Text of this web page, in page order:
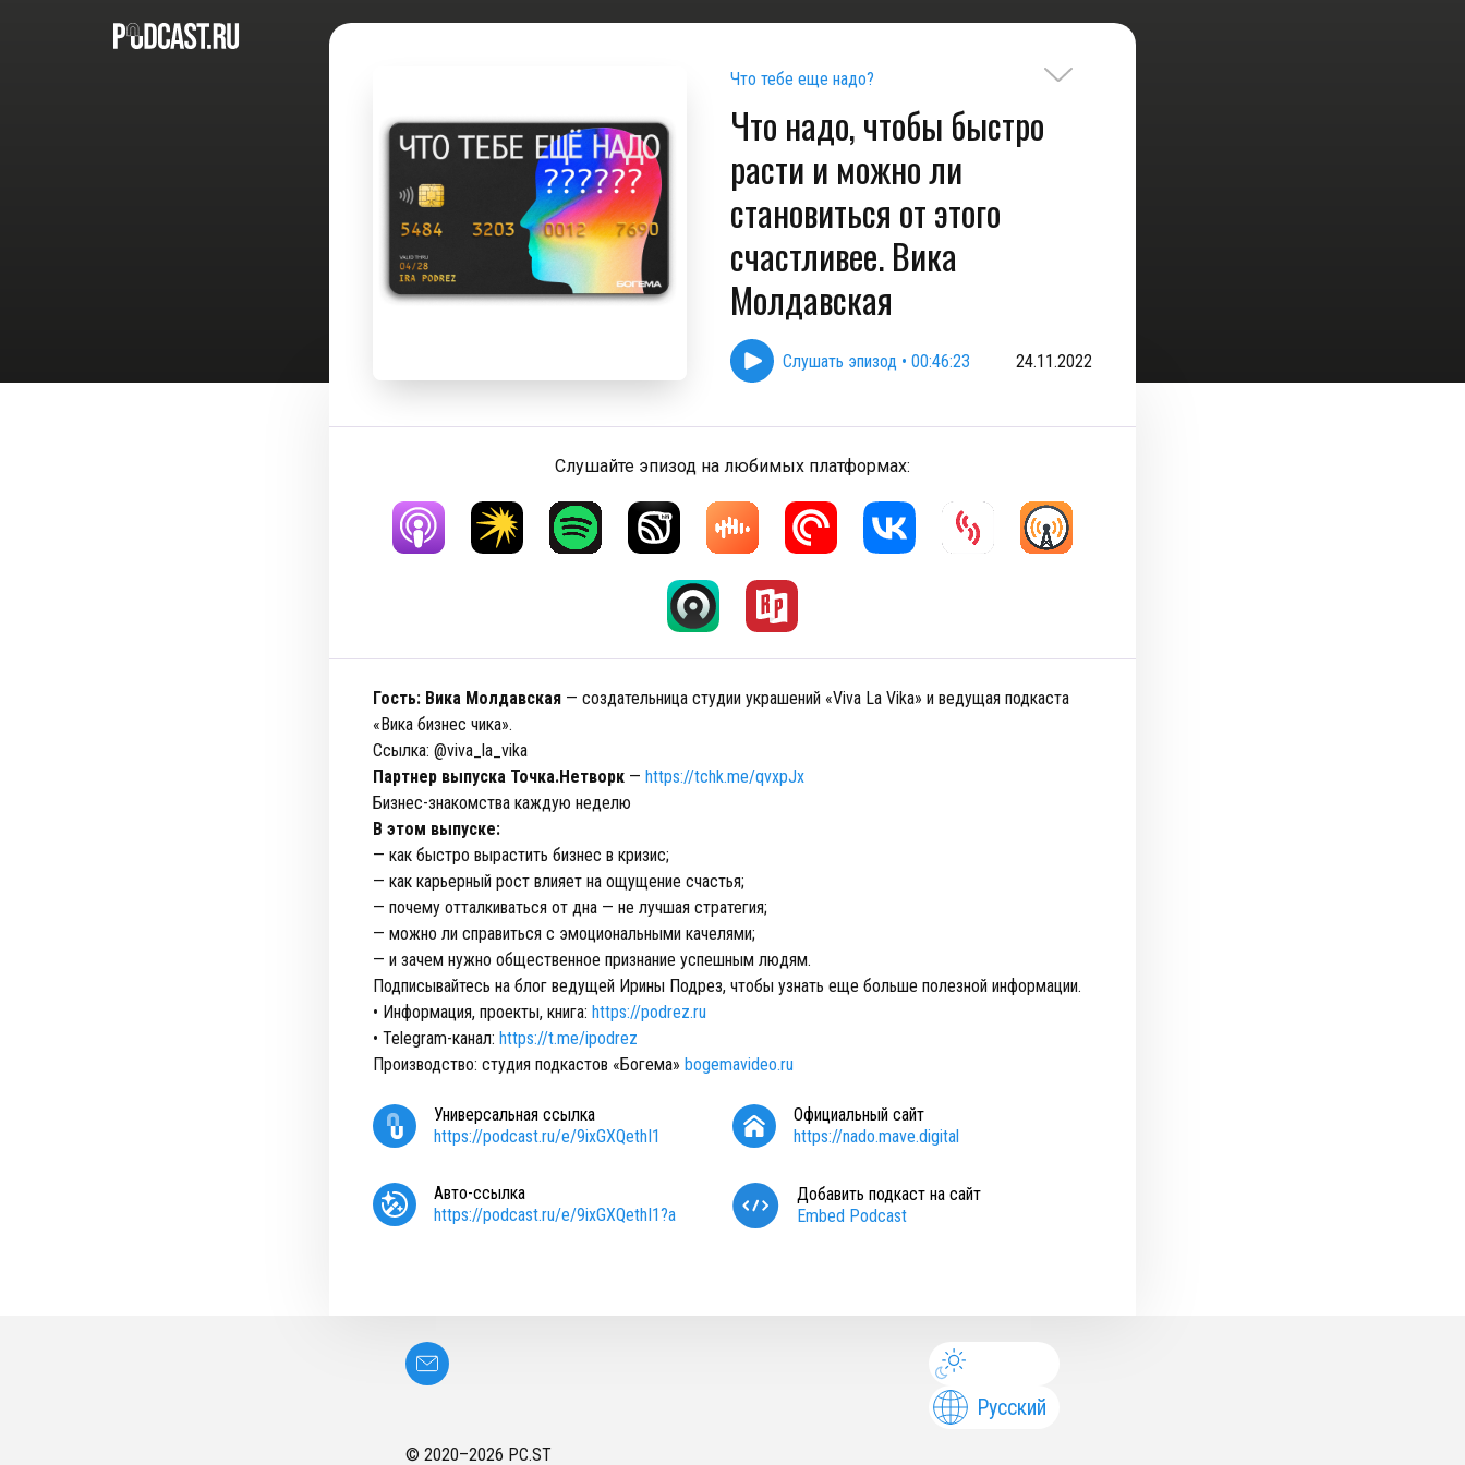
Что тебе еще надо?
Что надо, чтобы быстро
расти и можно ли
становиться от этого
счастливее. Вика
Молдавская
Слушать эпизод • 00:46:23 24.11.2022
Слушайте эпизод на любимых платформах:
Гость: Вика Молдавская — создательница студии украшений «Viva La Vika» и ведущая подкаста
«Вика бизнес чика».
Ссылка: @viva_la_vika
Партнер выпуска Точка.Нетворк — https://tchk.me/qvxpJx
Бизнес-знакомства каждую неделю
В этом выпуске:
— как быстро вырастить бизнес в кризис;
— как карьерный рост влияет на ощущение счастья;
— почему отталкиваться от дна — не лучшая стратегия;
— можно ли справиться с эмоциональными качелями;
— и зачем нужно общественное признание успешным людям.
Подписывайтесь на блог ведущей Ирины Подрез, чтобы узнать еще больше полезной информации.
• Информация, проекты, книга: https://podrez.ru
• Telegram-канал: https://t.me/ipodrez
Производство: студия подкастов «Богема» bogemavideo.ru
Универсальная ссылка
https://podcast.ru/e/9ixGXQethI1
Официальный сайт
https://nado.mave.digital
Авто-ссылка
https://podcast.ru/e/9ixGXQethI1?a
Добавить подкаст на сайт
Embed Podcast
Русский
© 2020–2026 PC.ST